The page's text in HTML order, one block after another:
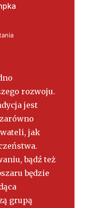
rozwoju.
jest
jak
bądź też
będzie
grupą